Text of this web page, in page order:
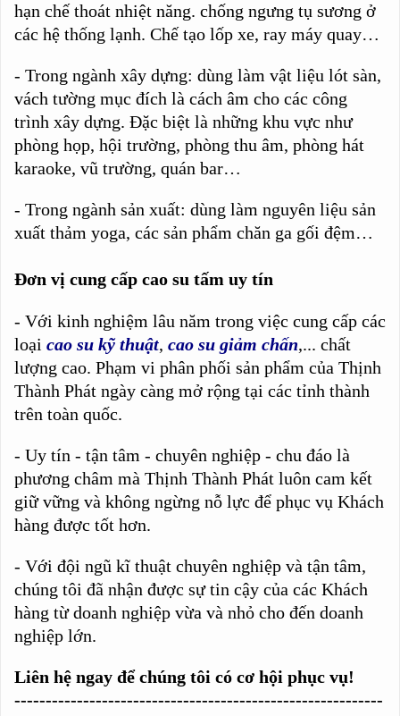
hạn chế thoát nhiệt năng. chống ngưng tụ sương ở
các hệ thống lạnh. Chế tạo lốp xe, ray máy quay…
- Trong ngành xây dựng: dùng làm vật liệu lót sàn,
vách tường mục đích là cách âm cho các công
trình xây dựng. Đặc biệt là những khu vực như
phòng họp, hội trường, phòng thu âm, phòng hát
karaoke, vũ trường, quán bar…
- Trong ngành sản xuất: dùng làm nguyên liệu sản
xuất thảm yoga, các sản phẩm chăn ga gối đệm…
Đơn vị cung cấp cao su tấm uy tín
- Với kinh nghiệm lâu năm trong việc cung cấp các
loại cao su kỹ thuật, cao su giảm chấn,... chất
lượng cao. Phạm vi phân phối sản phẩm của Thịnh
Thành Phát ngày càng mở rộng tại các tỉnh thành
trên toàn quốc.
- Uy tín - tận tâm - chuyên nghiệp - chu đáo là
phương châm mà Thịnh Thành Phát luôn cam kết
giữ vững và không ngừng nỗ lực để phục vụ Khách
hàng được tốt hơn.
- Với đội ngũ kĩ thuật chuyên nghiệp và tận tâm,
chúng tôi đã nhận được sự tin cậy của các Khách
hàng từ doanh nghiệp vừa và nhỏ cho đến doanh
nghiệp lớn.
Liên hệ ngay để chúng tôi có cơ hội phục vụ!
-----------------------------------------------------------